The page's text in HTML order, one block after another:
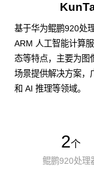
基于华为鲲鹏920处
ARM 人工智能计算
态等特点，主要为图
场景提供解决方案，
和 AI 推理等领域。
2个
鲲鹏920处理